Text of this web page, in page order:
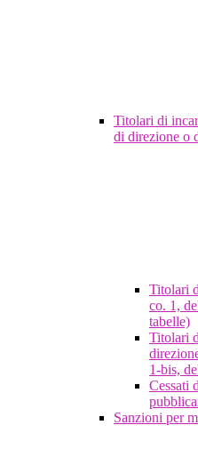
Titolari di
di direzione o
Titolari
co. 1,
tabelle)
Titolari
1-bis,
Cessati
Sanzioni per